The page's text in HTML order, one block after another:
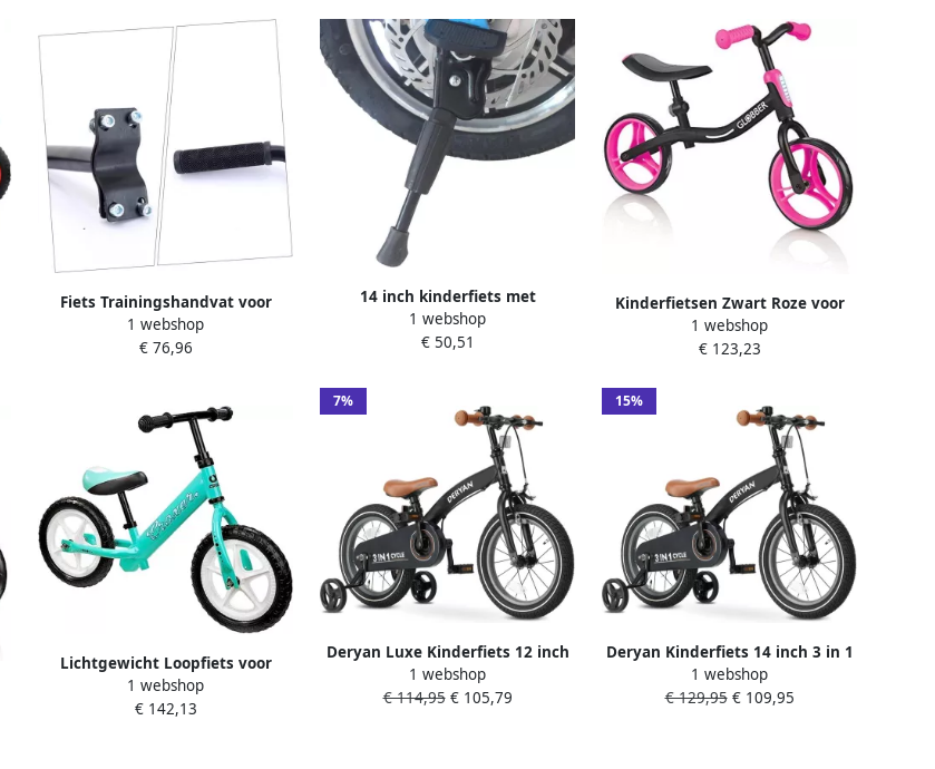
Fiets Trainingshandvat voor
Kinderen Veiligheidsstang voor
Loopfiets en Fiets Beginners
1 webshop
€ 76,96
14 inch kinderfiets met
eenzijdige standaard voor
loopfietsen en kleine fietsen
1 webshop
€ 50,51
Kinderfietsen Zwart Roze voor
Kinderen Loopfiets Go Bike
1 webshop
€ 123,23
Lichtgewicht Loopfiets voor
Kinderen 12 Inch met Rubber
Handgrepen Verstelbare Fiets
1 webshop
€ 142,13
7%
Deryan Luxe Kinderfiets 12 inch
3 in 1 loopfiets Zwart
1 webshop
€ 114,95€ 105,79
15%
Deryan Kinderfiets 14 inch 3 in 1
loopfiets zijwieltjes Zwart
1 webshop
€ 129,95€ 109,95